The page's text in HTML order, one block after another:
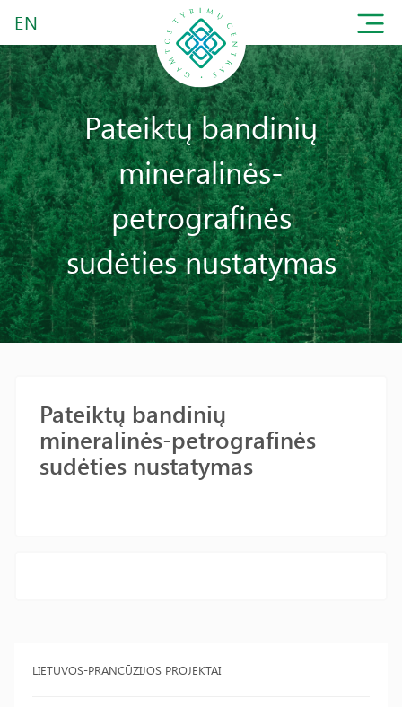
EN
Pateiktų bandinių
mineralinės-
petrografinės
sudėties nustatymas
LIETUVOS-PRANCŪZIJOS PROJEKTAI
Pateiktų bandinių
mineralinės-petrografinės
sudėties nustatymas